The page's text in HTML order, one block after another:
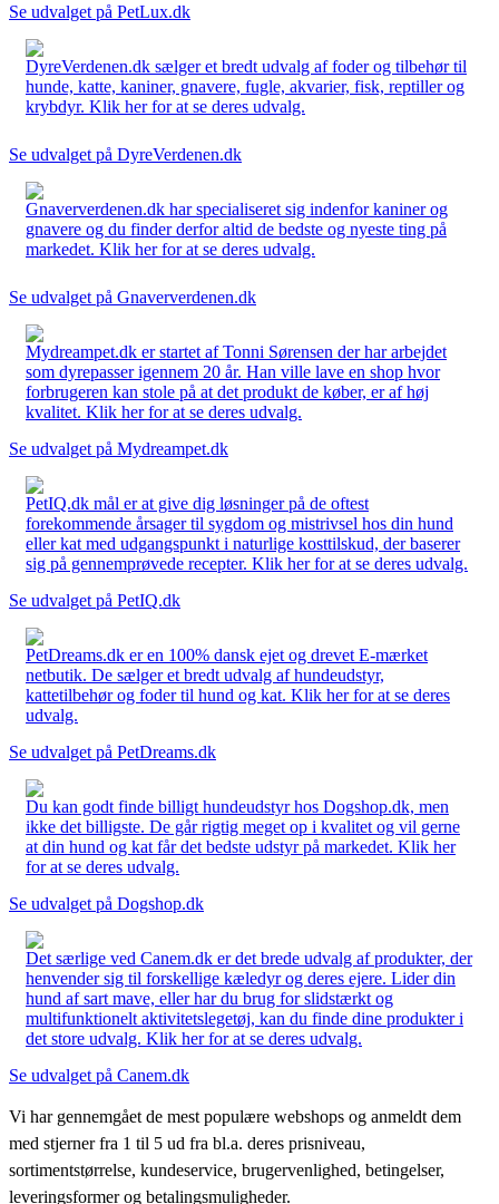
Se udvalget på PetLux.dk
DyreVerdenen.dk sælger et bredt udvalg af foder og tilbehør til
hunde, katte, kaniner, gnavere, fugle, akvarier, fisk, reptiller og
krybdyr. Klik her for at se deres udvalg.
Se udvalget på DyreVerdenen.dk
Gnaververdenen.dk har specialiseret sig indenfor kaniner og
gnavere og du finder derfor altid de bedste og nyeste ting på
markedet. Klik her for at se deres udvalg.
Se udvalget på Gnaververdenen.dk
Mydreampet.dk er startet af Tonni Sørensen der har arbejdet
som dyrepasser igennem 20 år. Han ville lave en shop hvor
forbrugeren kan stole på at det produkt de køber, er af høj
kvalitet. Klik her for at se deres udvalg.
Se udvalget på Mydreampet.dk
PetIQ.dk mål er at give dig løsninger på de oftest
forekommende årsager til sygdom og mistrivsel hos din hund
eller kat med udgangspunkt i naturlige kosttilskud, der baserer
sig på gennemprøvede recepter. Klik her for at se deres udvalg.
Se udvalget på PetIQ.dk
PetDreams.dk er en 100% dansk ejet og drevet E-mærket
netbutik. De sælger et bredt udvalg af hundeudstyr,
kattetilbehør og foder til hund og kat. Klik her for at se deres
udvalg.
Se udvalget på PetDreams.dk
Du kan godt finde billigt hundeudstyr hos Dogshop.dk, men
ikke det billigste. De går rigtig meget op i kvalitet og vil gerne
at din hund og kat får det bedste udstyr på markedet. Klik her
for at se deres udvalg.
Se udvalget på Dogshop.dk
Det særlige ved Canem.dk er det brede udvalg af produkter, der
henvender sig til forskellige kæledyr og deres ejere. Lider din
hund af sart mave, eller har du brug for slidstærkt og
multifunktionelt aktivitetslegetøj, kan du finde dine produkter i
det store udvalg. Klik her for at se deres udvalg.
Se udvalget på Canem.dk
Vi har gennemgået de mest populære webshops og anmeldt dem
med stjerner fra 1 til 5 ud fra bl.a. deres prisniveau,
sortimentstørrelse, kundeservice, brugervenlighed, betingelser,
leveringsformer og betalingsmuligheder.